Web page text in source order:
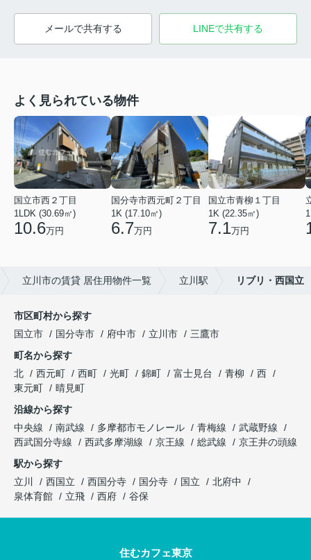
メールで共有する LINEで共有する
よく見られている物件
国立市西２丁目
1LDK (30.69㎡)
10.6万円
国分寺市西元町２丁目
1K (17.10㎡)
6.7万円
国立市青柳１丁目
1K (22.35㎡)
7.1万円
立川市の賃貸 居住用物件一覧 立川駅 リブリ・西国立
市区町村から探す
国立市
国分寺市 府中市 立川市
三鷹市
町名から探す
北
西元町 西町 光町 錦町 富士見台 青柳
西
東元町
晴見町
沿線から探す
中央線
南武線 多摩都市モノレール 青梅線
武蔵野線
西武国分寺線
西武多摩湖線 京王線 総武線
京王井の頭線
駅から探す
立川
西国立 西国分寺 国分寺 国立
北府中
泉体育館
立飛 西府 谷保
住むカフェ東京